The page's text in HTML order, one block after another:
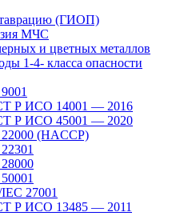
(ГИОП)
МЧС
и цветных металлов
1-4- класса опасности
Р ИСО 14001 — 2016
Р ИСО 45001 — 2020
(HACCP)
27001
Р ИСО 13485 — 2011